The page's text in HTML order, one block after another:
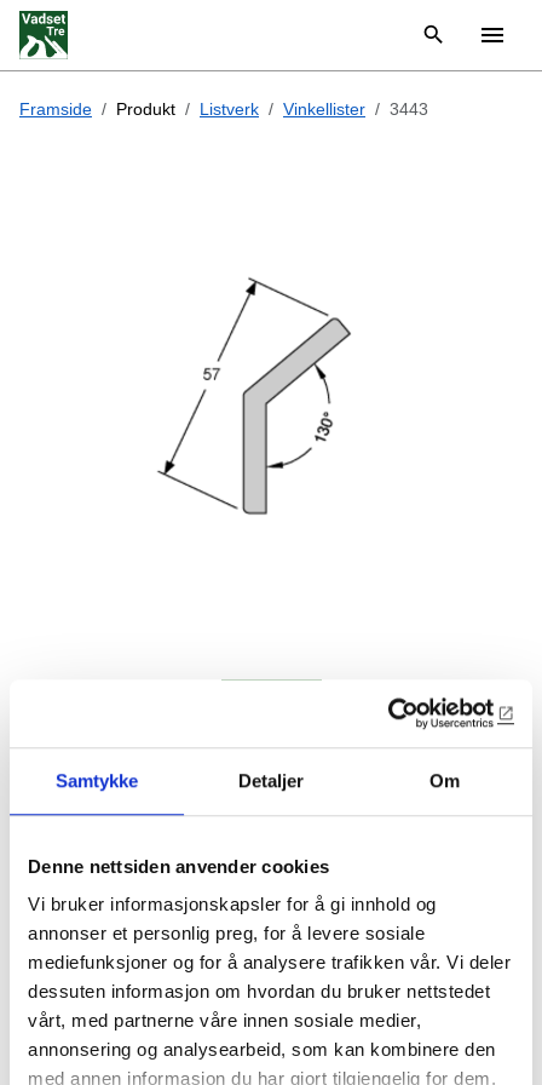
Samtykke Detaljer Om
Denne nettsiden anvender cookies
Vi bruker informasjonskapsler for å gi innhold og
annonser et personlig preg, for å levere sosiale
mediefunksjoner og for å analysere trafikken vår. Vi deler
dessuten informasjon om hvordan du bruker nettstedet
vårt, med partnerne våre innen sosiale medier,
annonsering og analysearbeid, som kan kombinere den
med annen informasjon du har gjort tilgjengelig for dem,
Framside Produkt Listverk Vinkellister 3443
Vinkellist med 130° vinkel til utvendig hjørne.
Lagerførte varianter
3443-KVIT